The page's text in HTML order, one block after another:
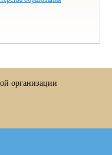
организации